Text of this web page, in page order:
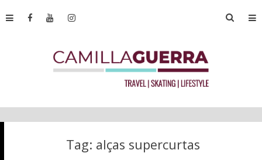
Tag: alças supercurtas